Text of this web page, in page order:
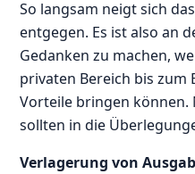
So langsam neigt sich
entgegen. Es ist also an
Gedanken zu machen,
privaten Bereich bis zum
Vorteile bringen können.
sollten in die
Verlagerung von